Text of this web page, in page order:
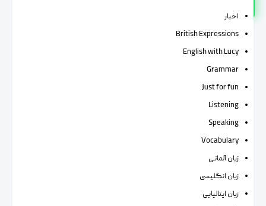
اخبار
British Expressions
English with Lucy
Grammar
Just for fun
Listening
Speaking
Vocabulary
زبان آلمانی
زبان انگلیسی
زبان ایتالیایی